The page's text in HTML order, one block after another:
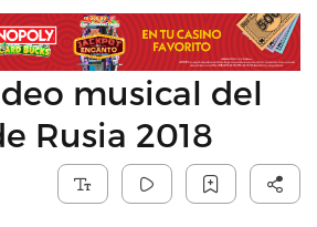
musical del
Rusia 2018